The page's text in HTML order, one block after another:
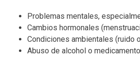
Problemas mentales,
Cambios hormonales
Condiciones ambientales (ruido
Abuso de alcohol o